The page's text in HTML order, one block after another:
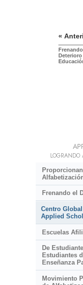
«
Deterioro
Frenando el
Centro
Applied
Escuelas
De
Estudiantes
Enseñanza
Movimiento